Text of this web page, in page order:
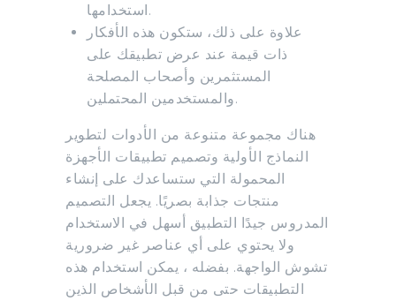
استخدامها.
علاوة على ذلك، ستكون هذه الأفكار
ذات قيمة عند عرض تطبيقك على
المستثمرين وأصحاب المصلحة
والمستخدمين المحتملين.
هناك مجموعة متنوعة من الأدوات لتطوير
النماذج الأولية وتصميم تطبيقات الأجهزة
المحمولة التي ستساعدك على إنشاء
منتجات جذابة بصريًا. يجعل التصميم
المدروس جيدًا التطبيق أسهل في الاستخدام
ولا يحتوي على أي عناصر غير ضرورية
تشوش الواجهة. بفضله ، يمكن استخدام هذه
التطبيقات حتى من قبل الأشخاص الذين